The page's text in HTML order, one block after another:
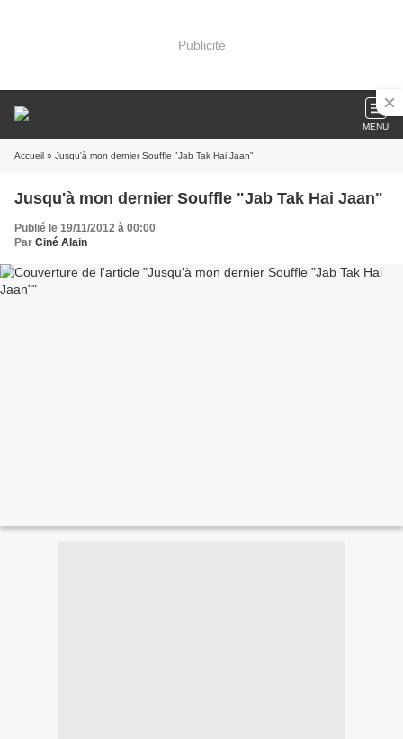
Publicité
MENU
Accueil » Jusqu'à mon dernier Souffle "Jab Tak Hai Jaan"
Jusqu'à mon dernier Souffle "Jab Tak Hai Jaan"
Publié le 19/11/2012 à 00:00
Par Ciné Alain